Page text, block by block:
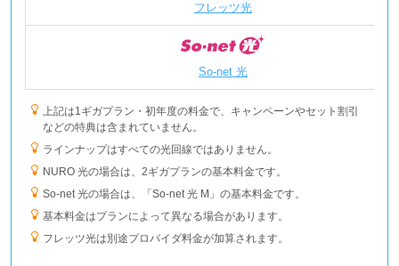
フレッツ光
So-net 光
上記は1ギガプラン・初年度の料金で、キャンペーンやセット割引
などの特典は含まれていません。
ラインナップはすべての光回線ではありません。
NURO 光の場合は、2ギガプランの基本料金です。
So-net 光の場合は、「So-net 光 M」の基本料金です。
基本料金はプランによって異なる場合があります。
フレッツ光は別途プロバイダ料金が加算されます。